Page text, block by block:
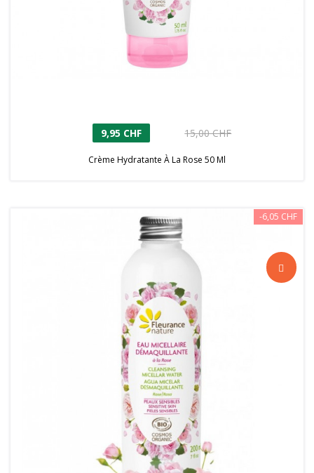
9,95 CHF 15,00 CHF
Crème Hydratante À La Rose 50 Ml
-6,05 CHF